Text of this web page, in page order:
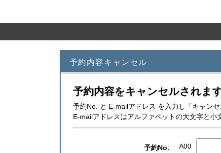
予約内容キャンセル
予約内容をキャンセルされま
予約No. と E-mailアドレス を入力し「キャン
E-mailアドレスはアルファベットの大文字と
予約No. A00